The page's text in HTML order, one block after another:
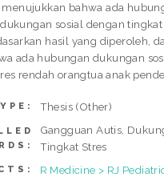
bahwa ada
sosial dengan tingkat
hasil yang diperoleh,
ada hubungan dukungan
rendah orangtua anak
Thesis (Other)
Gangguan Autis,
Tingkat Stres
R Medicine > RJ